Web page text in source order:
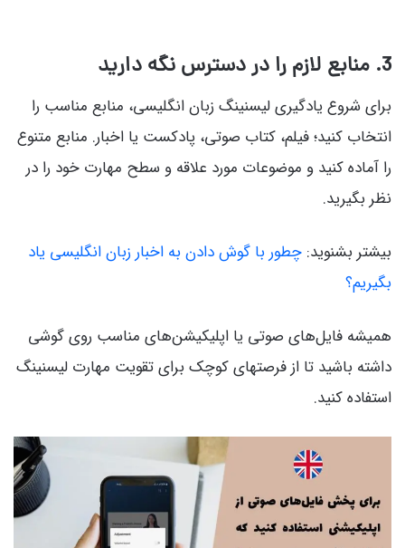
3. منابع لازم را در دسترس نگه دارید
برای شروع یادگیری لیسنینگ زبان انگلیسی، منابع مناسب را
انتخاب کنید؛ فیلم، کتاب صوتی، پادکست یا اخبار. منابع متنوع
را آماده کنید و موضوعات مورد علاقه و سطح مهارت خود را در
نظر بگیرید.
بیشتر بشنوید: چطور با گوش دادن به اخبار زبان انگلیسی یاد
بگیریم؟
همیشه فایل‌های صوتی یا اپلیکیشن‌های مناسب روی گوشی
داشته باشید تا از فرصتهای کوچک برای تقویت مهارت لیسنینگ
استفاده کنید.